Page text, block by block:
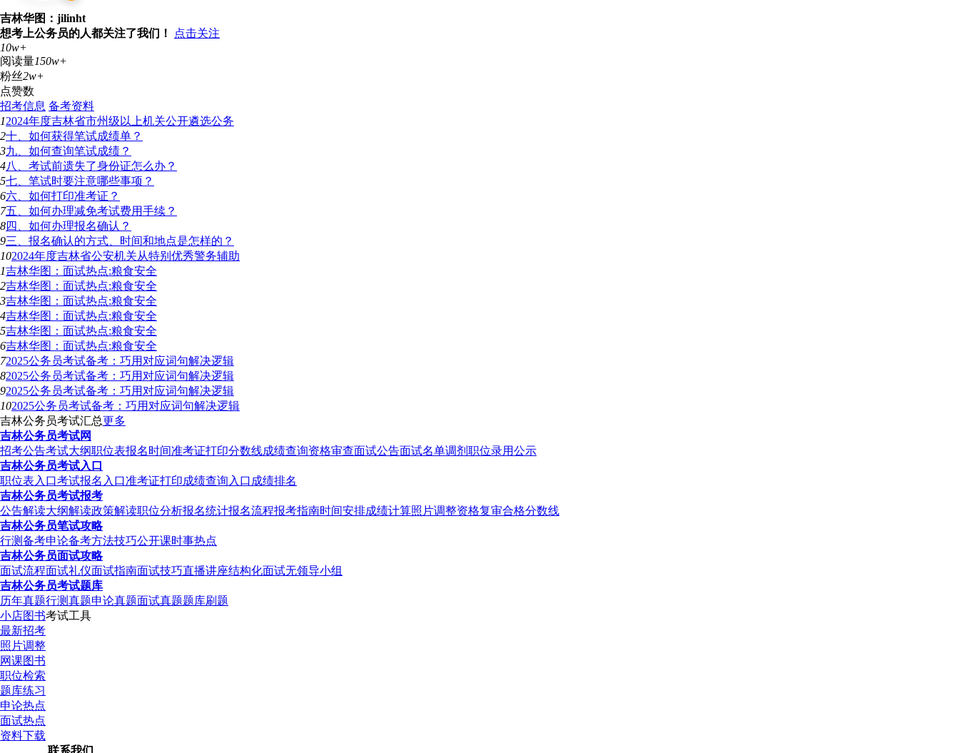
吉林华图：jilinht
想考上公务员的人都关注了我们！
点击关注
10w+
阅读量150w+
粉丝2w+
点赞数
招考信息 备考资料
12024年度吉林省市州级以上机关公开遴选公务
2十、如何获得笔试成绩单？
3九、如何查询笔试成绩？
4八、考试前遗失了身份证怎么办？
5七、笔试时要注意哪些事项？
6六、如何打印准考证？
7五、如何办理减免考试费用手续？
8四、如何办理报名确认？
9三、报名确认的方式、时间和地点是怎样的？
102024年度吉林省公安机关从特别优秀警务辅助
1吉林华图：面试热点:粮食安全
2吉林华图：面试热点:粮食安全
3吉林华图：面试热点:粮食安全
4吉林华图：面试热点:粮食安全
5吉林华图：面试热点:粮食安全
6吉林华图：面试热点:粮食安全
72025公务员考试备考：巧用对应词句解决逻辑
82025公务员考试备考：巧用对应词句解决逻辑
92025公务员考试备考：巧用对应词句解决逻辑
102025公务员考试备考：巧用对应词句解决逻辑
吉林公务员考试汇总更多
吉林公务员考试网
招考公告考试大纲职位表报名时间准考证打印分数线成绩查询资格审查面试公告面试名单调剂职位录用公示
吉林公务员考试入口
职位表入口考试报名入口准考证打印成绩查询入口 成绩排名
吉林公务员考试报考
公告解读大纲解读政策解读职位分析报名统计报名流程报考指南时间安排成绩计算照片调整资格复审合格分数线
吉林公务员笔试攻略
行测备考申论备考方法技巧公开课时事热点
吉林公务员面试攻略
面试流程面试礼仪面试指南面试技巧直播讲座结构化面试无领导小组
吉林公务员考试题库
历年真题行测真题申论真题面试真题题库刷题
小店图书考试工具
最新招考
照片调整
网课图书
职位检索
题库练习
申论热点
面试热点
资料下载
联系我们